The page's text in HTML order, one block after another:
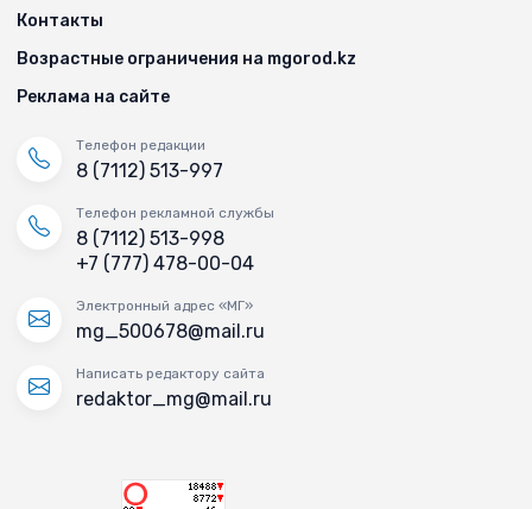
Контакты
Возрастные ограничения на mgorod.kz
Реклама на сайте
Телефон редакции
8 (7112) 513-997
Телефон рекламной службы
8 (7112) 513-998
+7 (777) 478-00-04
Электронный адрес «МГ»
mg_500678@mail.ru
Написать редактору сайта
redaktor_mg@mail.ru